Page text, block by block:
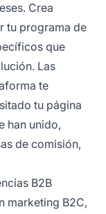
Crea
tu programa de
que
Las
te
tu página
han unido,
de comisión,
B2B
marketing B2C,